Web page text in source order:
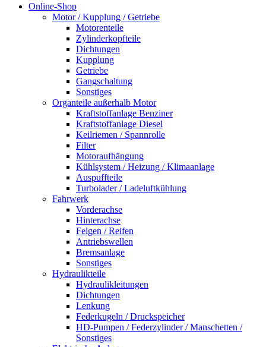
Online-Shop
Motor / Kupplung / Getriebe
Motorenteile
Zylinderkopfteile
Dichtungen
Kupplung
Getriebe
Gangschaltung
Sonstiges
Organteile außerhalb Motor
Kraftstoffanlage Benziner
Kraftstoffanlage Diesel
Keilriemen / Spannrolle
Filter
Motoraufhängung
Kühlsystem / Heizung / Klimaanlage
Auspuffteile
Turbolader / Ladeluftkühlung
Fahrwerk
Vorderachse
Hinterachse
Felgen / Reifen
Antriebswellen
Bremsanlage
Sonstiges
Hydraulikteile
Hydraulikleitungen
Dichtungen
Lenkung
Federkugeln / Druckspeicher
HD-Pumpen / Federzylinder / Manschetten /
Sonstiges